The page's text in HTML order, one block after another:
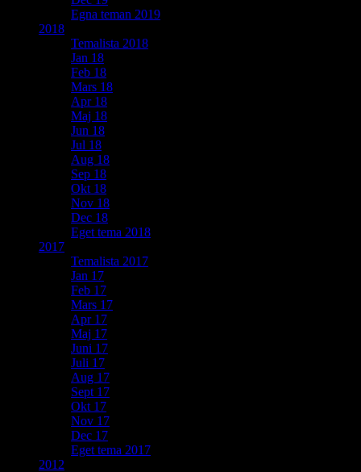
Egna teman 2019
2018
Temalista 2018
Jan 18
Feb 18
Mars 18
Apr 18
Maj 18
Jun 18
Jul 18
Aug 18
Sep 18
Okt 18
Nov 18
Dec 18
Eget tema 2018
2017
Temalista 2017
Jan 17
Feb 17
Mars 17
Apr 17
Maj 17
Juni 17
Juli 17
Aug 17
Sept 17
Okt 17
Nov 17
Dec 17
Eget tema 2017
2012